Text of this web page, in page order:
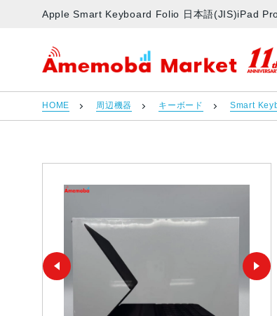
Apple Smart Keyboard Folio 日本語(JIS)iPad
アメモバマーケット
HOME 周辺機器 キーボード Smart